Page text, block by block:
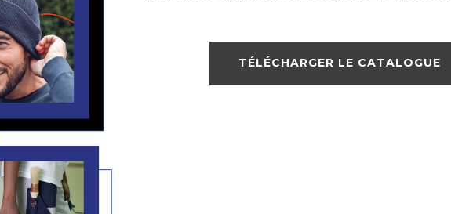
TÉLÉCHARGER LE CATALOGUE